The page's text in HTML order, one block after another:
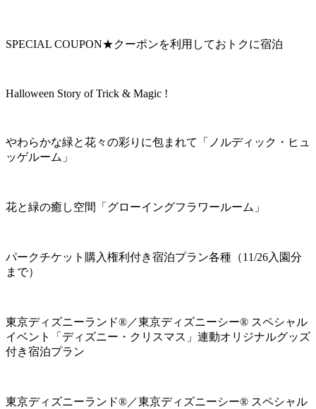
SPECIAL COUPON★クーポンを利用しておトクに宿泊
Halloween Story of Trick & Magic !
やわらかな緑と花々の彩りに包まれて「ノルディック・ヒュ
ッゲルーム」
花と緑の癒し空間「グローイングフラワールーム」
パークチケット購入権利付き宿泊プラン各種（11/26入園分
まで）
東京ディズニーランド®／東京ディズニーシー® スペシャル
イベント「ディズニー・クリスマス」連動オリジナルグッズ
付き宿泊プラン
東京ディズニーランド®／東京ディズニーシー® スペシャル